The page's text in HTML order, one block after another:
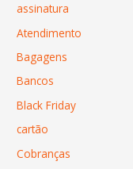
assinatura
Atendimento
Bagagens
Bancos
Black Friday
cartão
Cobranças